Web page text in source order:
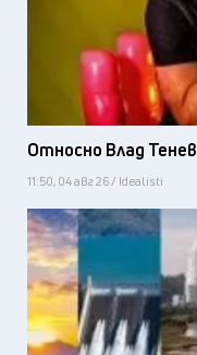
Относно Влад Тенев
11:50, 04 авг 26 / Idealisti